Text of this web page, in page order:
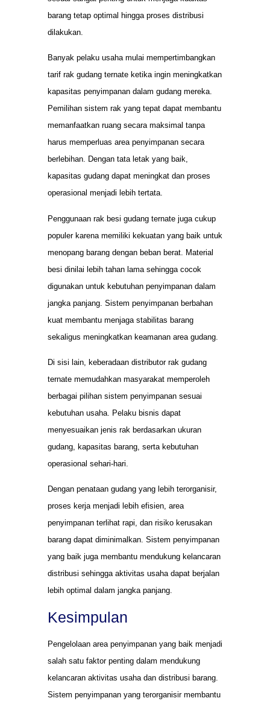
barang tetap optimal hingga proses distribusi
dilakukan.
Banyak pelaku usaha mulai mempertimbangkan
tarif rak gudang ternate ketika ingin meningkatkan
kapasitas penyimpanan dalam gudang mereka.
Pemilihan sistem rak yang tepat dapat membantu
memanfaatkan ruang secara maksimal tanpa
harus memperluas area penyimpanan secara
berlebihan. Dengan tata letak yang baik,
kapasitas gudang dapat meningkat dan proses
operasional menjadi lebih tertata.
Penggunaan rak besi gudang ternate juga cukup
populer karena memiliki kekuatan yang baik untuk
menopang barang dengan beban berat. Material
besi dinilai lebih tahan lama sehingga cocok
digunakan untuk kebutuhan penyimpanan dalam
jangka panjang. Sistem penyimpanan berbahan
kuat membantu menjaga stabilitas barang
sekaligus meningkatkan keamanan area gudang.
Di sisi lain, keberadaan distributor rak gudang
ternate memudahkan masyarakat memperoleh
berbagai pilihan sistem penyimpanan sesuai
kebutuhan usaha. Pelaku bisnis dapat
menyesuaikan jenis rak berdasarkan ukuran
gudang, kapasitas barang, serta kebutuhan
operasional sehari-hari.
Dengan penataan gudang yang lebih terorganisir,
proses kerja menjadi lebih efisien, area
penyimpanan terlihat rapi, dan risiko kerusakan
barang dapat diminimalkan. Sistem penyimpanan
yang baik juga membantu mendukung kelancaran
distribusi sehingga aktivitas usaha dapat berjalan
lebih optimal dalam jangka panjang.
Kesimpulan
Pengelolaan area penyimpanan yang baik menjadi
salah satu faktor penting dalam mendukung
kelancaran aktivitas usaha dan distribusi barang.
Sistem penyimpanan yang terorganisir membantu